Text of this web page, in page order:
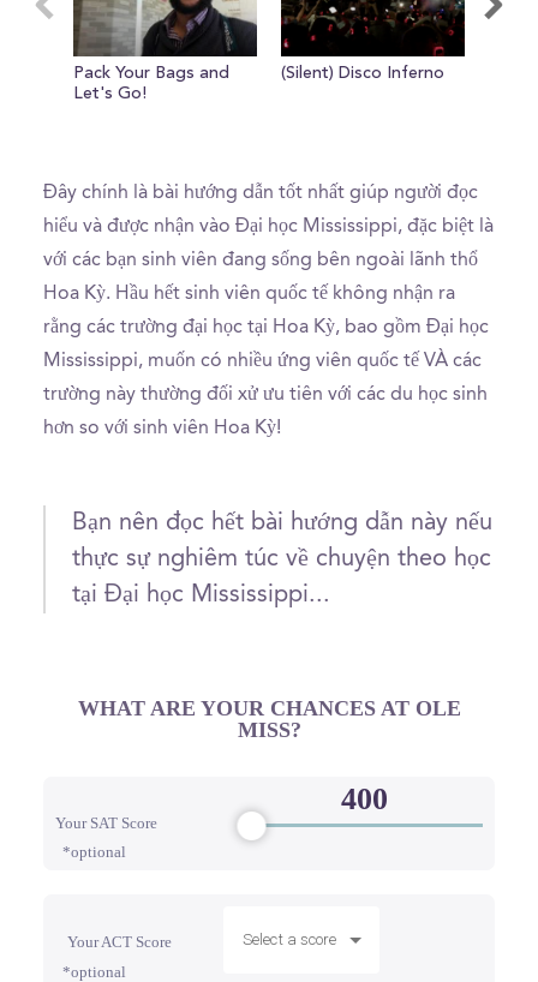
Pack Your Bags and
Let's Go!
(Silent) Disco Inferno
Đây chính là bài hướng dẫn tốt nhất giúp người đọc
hiểu và được nhận vào Đại học Mississippi, đặc biệt là
với các bạn sinh viên đang sống bên ngoài lãnh thổ
Hoa Kỳ. Hầu hết sinh viên quốc tế không nhận ra
rằng các trường đại học tại Hoa Kỳ, bao gồm Đại học
Mississippi, muốn có nhiều ứng viên quốc tế VÀ các
trường này thường đối xử ưu tiên với các du học sinh
hơn so với sinh viên Hoa Kỳ!
Bạn nên đọc hết bài hướng dẫn này nếu
thực sự nghiêm túc về chuyện theo học
tại Đại học Mississippi...
WHAT ARE YOUR CHANCES AT OLE
MISS?
Your SAT Score
*optional
Your ACT Score
*optional
Select a score